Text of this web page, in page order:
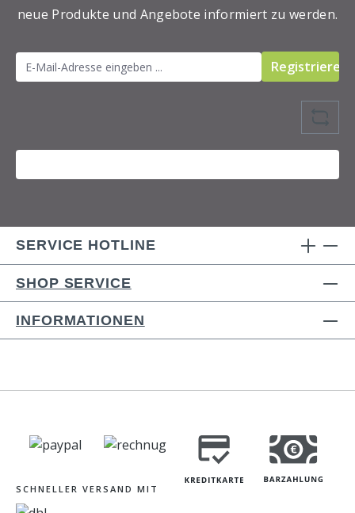
neue Produkte und Angebote informiert zu werden.
Registrieren
SERVICE HOTLINE
SHOP SERVICE
INFORMATIONEN
SCHNELLER VERSAND MIT